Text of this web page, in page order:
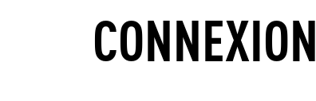
CONNEXION